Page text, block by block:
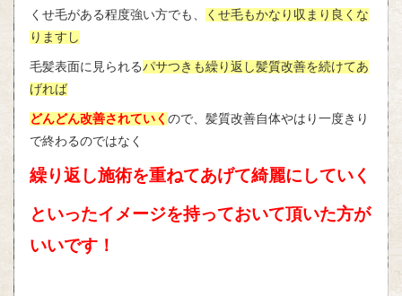
くせ毛がある程度強い方でも、
くせ毛もかなり収まり良くな
りますし
毛髪表面に見られるパサつきも繰り返し髪質改善を続けてあ
げれば
どんどん改善されていく ので、髪質改善自体やはり一度きり
で終わるのではなく
繰り返し施術を重ねてあげて綺麗にしていく
といったイメージを持っておいて頂いた方が
いいです！